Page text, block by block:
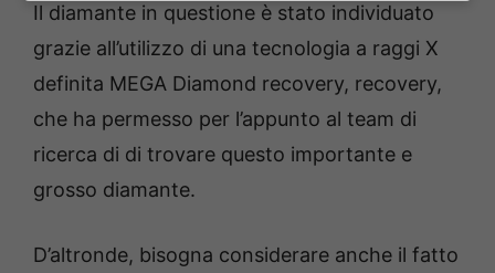
Il diamante in questione è stato individuato
grazie all’utilizzo di una tecnologia a raggi X
definita MEGA Diamond recovery, recovery,
che ha permesso per l’appunto al team di
ricerca di di trovare questo importante e
grosso diamante.
D’altronde, bisogna considerare anche il fatto